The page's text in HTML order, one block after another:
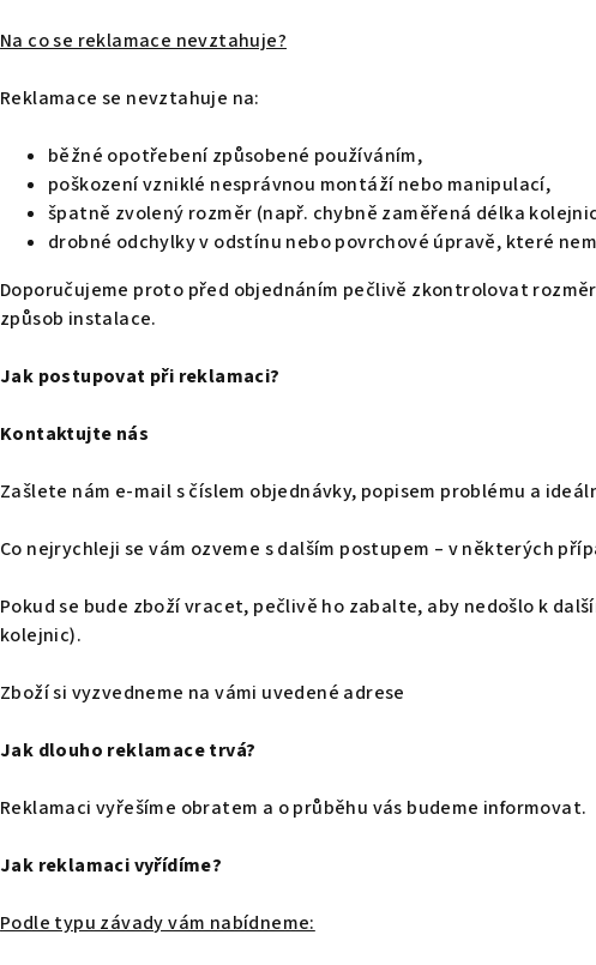
Na co se reklamace nevztahuje?
Reklamace se nevztahuje na:
běžné opotřebení způsobené používáním,
poškození vzniklé nesprávnou montáží nebo manipulací,
špatně zvolený rozměr (např. chybně zaměřená délka
drobné odchylky v odstínu nebo povrchové úpravě, které
Doporučujeme proto před objednáním pečlivě zkontrolovat
způsob instalace.
Jak postupovat při reklamaci?
Kontaktujte nás
Zašlete nám e-mail s číslem objednávky, popisem problému a
Co nejrychleji se vám ozveme s dalším postupem – v některých
Pokud se bude zboží vracet, pečlivě ho zabalte, aby nedošlo k
kolejnic).
Zboží si vyzvedneme na vámi uvedené adrese
Jak dlouho reklamace trvá?
Reklamaci vyřešíme obratem a o průběhu vás budeme informovat.
Jak reklamaci vyřídíme?
Podle typu závady vám nabídneme: